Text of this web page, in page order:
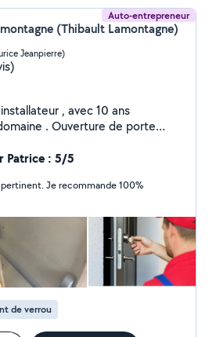
Auto-entrepreneur
(Thibault Lamontagne)
Jeanpierre)
, avec 10 ans
de porte
de serrure blindée. A2p certifié
poignée blindée. Serrure
Patrice : 5/5
Professionnel, ponctuel et pertinent. Je recommande 100%
de verrou